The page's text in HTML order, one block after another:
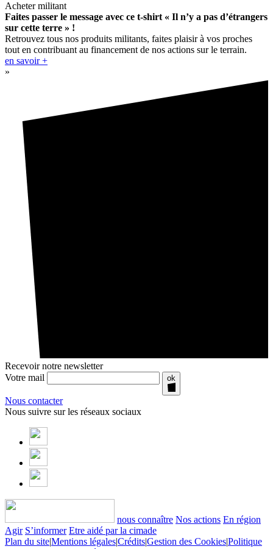
Acheter militant
Faites passer le message avec ce t-shirt « Il n’y a pas d’étrangers
sur cette terre » !
Retrouvez tous nos produits militants, faites plaisir à vos proches
tout en contribuant au financement de nos actions sur le terrain.
en savoir +
»
Recevoir notre newsletter
Votre mail
ok
Nous contacter
Nous suivre sur les réseaux sociaux
nous connaître Nos actions En région
Agir S’informer Etre aidé par la cimade
Plan du site|Mentions légales|Crédits|Gestion des Cookies|Politique